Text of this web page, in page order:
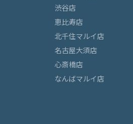
渋谷店
恵比寿店
北千住マルイ店
名古屋大須店
心斎橋店
なんばマルイ店